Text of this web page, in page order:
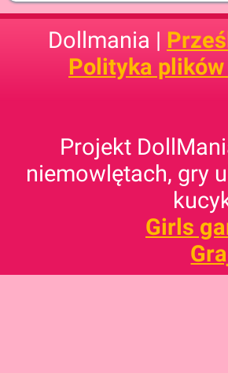
Dollmania |
Polityka
Projekt
niemowlętach, gry
Girls